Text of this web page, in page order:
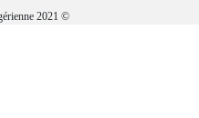
© Radio Algérienne 2021